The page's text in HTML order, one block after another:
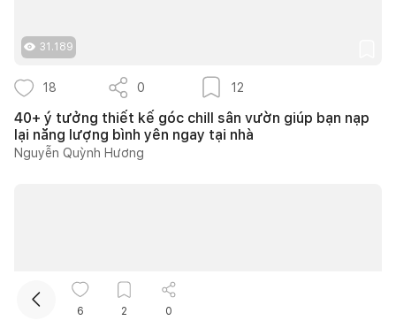
31.189
18 0 12
40+ ý tưởng thiết kế góc chill sân vườn giúp bạn nạp
lại năng lượng bình yên ngay tại nhà
Nguyễn Quỳnh Hương
6 2 0
Kết nối thiết kế, thi công